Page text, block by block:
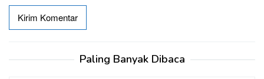
Paling Banyak Dibaca